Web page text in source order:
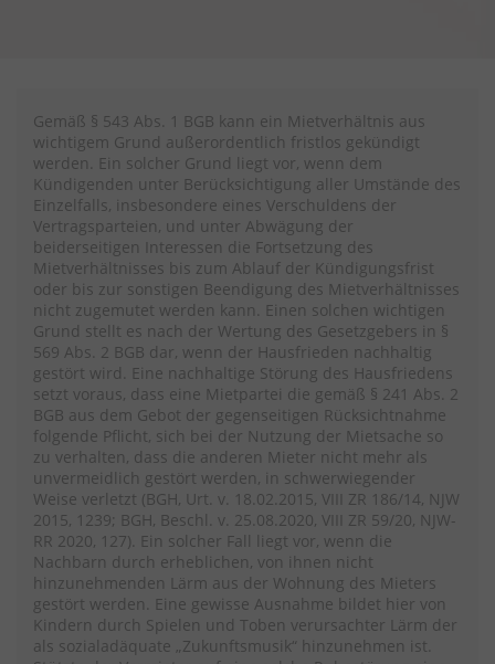
Gemäß § 543 Abs. 1 BGB kann ein Mietverhältnis aus
wichtigem Grund außerordentlich fristlos gekündigt
werden. Ein solcher Grund liegt vor, wenn dem
Kündigenden unter Berücksichtigung aller Umstände des
Einzelfalls, insbesondere eines Verschuldens der
Vertragsparteien, und unter Abwägung der
beiderseitigen Interessen die Fortsetzung des
Mietverhältnisses bis zum Ablauf der Kündigungsfrist
oder bis zur sonstigen Beendigung des Mietverhältnisses
nicht zugemutet werden kann. Einen solchen wichtigen
Grund stellt es nach der Wertung des Gesetzgebers in §
569 Abs. 2 BGB dar, wenn der Hausfrieden nachhaltig
gestört wird. Eine nachhaltige Störung des Hausfriedens
setzt voraus, dass eine Mietpartei die gemäß § 241 Abs. 2
BGB aus dem Gebot der gegenseitigen Rücksichtnahme
folgende Pflicht, sich bei der Nutzung der Mietsache so
zu verhalten, dass die anderen Mieter nicht mehr als
unvermeidlich gestört werden, in schwerwiegender
Weise verletzt (BGH, Urt. v. 18.02.2015, VIII ZR 186/14, NJW
2015, 1239; BGH, Beschl. v. 25.08.2020, VIII ZR 59/20, NJW-
RR 2020, 127). Ein solcher Fall liegt vor, wenn die
Nachbarn durch erheblichen, von ihnen nicht
hinzunehmenden Lärm aus der Wohnung des Mieters
gestört werden. Eine gewisse Ausnahme bildet hier von
Kindern durch Spielen und Toben verursachter Lärm der
als sozialadäquate „Zukunftsmusik“ hinzunehmen ist.